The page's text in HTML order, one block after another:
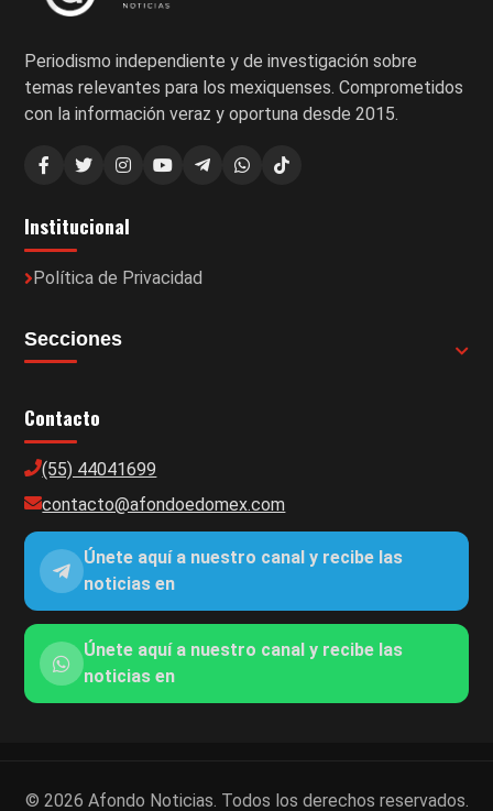
Periodismo independiente y de investigación sobre
temas relevantes para los mexiquenses. Comprometidos
con la información veraz y oportuna desde 2015.
Institucional
Política de Privacidad
Secciones
Contacto
(55) 44041699
contacto@afondoedomex.com
Únete aquí a nuestro canal y recibe las
noticias en
Únete aquí a nuestro canal y recibe las
noticias en
© 2026 Afondo Noticias. Todos los derechos reservados.